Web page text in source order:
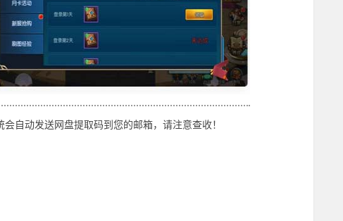
自动发送网盘提取码到您的邮箱，请注意查收！